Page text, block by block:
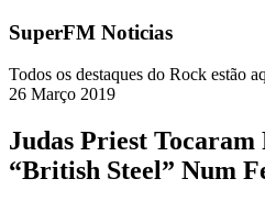
SuperFM Noticias
Todos os destaques do Rock estão
26 Março 2019
Judas Priest Tocaram
“British Steel” Num